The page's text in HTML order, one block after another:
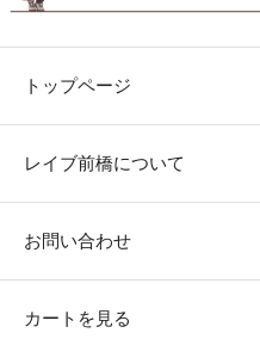
トップページ
レイブ前橋について
お問い合わせ
カートを見る